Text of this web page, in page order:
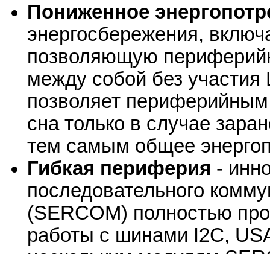
Пониженное
энергосбережения,
позволяющую
между собой без
позволяет
сна только в случае
тем самым общее
Гибкая периферия -
последовательного
(SERCOM) полностью
работы с шинами I2C,